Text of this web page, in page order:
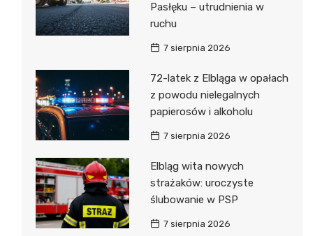
Pasłęku – utrudnienia w
ruchu
7 sierpnia 2026
72-latek z Elbląga w opałach
z powodu nielegalnych
papierosów i alkoholu
7 sierpnia 2026
Elbląg wita nowych
strażaków: uroczyste
ślubowanie w PSP
7 sierpnia 2026